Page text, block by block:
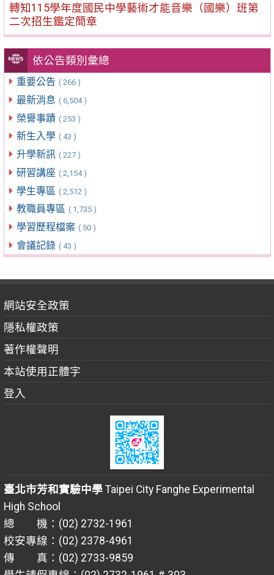
轉知115學年度國民中學藝術才能音樂（國樂）班第
二次招生鑑定簡章
依公告類別彙總
重要公告 ( 266 )
最新消息 ( 6,504 )
榮譽事蹟 ( 253 )
新生入學 ( 43 )
升學新訊 ( 227 )
研習講座 ( 2,154 )
學生專區 ( 2,512 )
教職員專區 ( 1,735 )
學習歷程檔案 ( 50 )
會議記錄 ( 43 )
網站安全政策
隱私權政策
著作權聲明
本站使用正體字
登入
臺北市芳和實驗中學Taipei City Fanghe Experimental
High School
總 機：(02) 2732-1961
校安專線：(02) 2378-4961
傳 真：(02) 2733-9859